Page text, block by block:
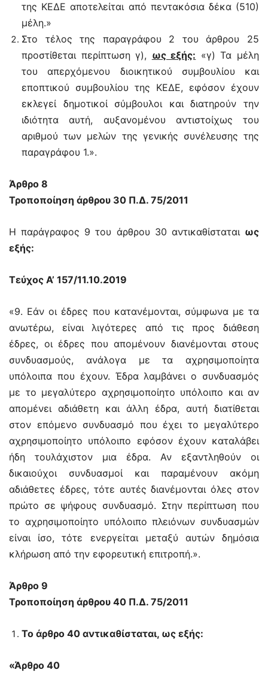
της ΚΕΔΕ αποτελείται από πεντακόσια δέκα (510)
μέλη.»
Στο τέλος της παραγράφου 2 του άρθρου 25
προστίθεται περίπτωση γ), ως εξής: «γ) Τα μέλη
του απερχόμενου διοικητικού συμβουλίου και
εποπτικού συμβουλίου της ΚΕΔΕ, εφόσον έχουν
εκλεγεί δημοτικοί σύμβουλοι και διατηρούν την
ιδιότητα αυτή, αυξανομένου αντιστοίχως του
αριθμού των μελών της γενικής συνέλευσης της
παραγράφου 1.».
Άρθρο 8
Τροποποίηση άρθρου 30 Π.Δ. 75/2011
Η παράγραφος 9 του άρθρου 30 αντικαθίσταται ως
εξής:
Τεύχος A’ 157/11.10.2019
«9. Εάν οι έδρες που κατανέμονται, σύμφωνα με τα
ανωτέρω, είναι λιγότερες από τις προς διάθεση
έδρες, οι έδρες που απομένουν διανέμονται στους
συνδυασμούς, ανάλογα με τα αχρησιμοποίητα
υπόλοιπα που έχουν. Έδρα λαμβάνει ο συνδυασμός
με το μεγαλύτερο αχρησιμοποίητο υπόλοιπο και αν
απομένει αδιάθετη και άλλη έδρα, αυτή διατίθεται
στον επόμενο συνδυασμό που έχει το μεγαλύτερο
αχρησιμοποίητο υπόλοιπο εφόσον έχουν καταλάβει
ήδη τουλάχιστον μια έδρα. Αν εξαντληθούν οι
δικαιούχοι συνδυασμοί και παραμένουν ακόμη
αδιάθετες έδρες, τότε αυτές διανέμονται όλες στον
πρώτο σε ψήφους συνδυασμό. Στην περίπτωση που
το αχρησιμοποίητο υπόλοιπο πλειόνων συνδυασμών
είναι ίσο, τότε ενεργείται μεταξύ αυτών δημόσια
κλήρωση από την εφορευτική επιτροπή.».
Άρθρο 9
Τροποποίηση άρθρου 40 Π.Δ. 75/2011
Το άρθρο 40 αντικαθίσταται, ως εξής:
«Άρθρο 40